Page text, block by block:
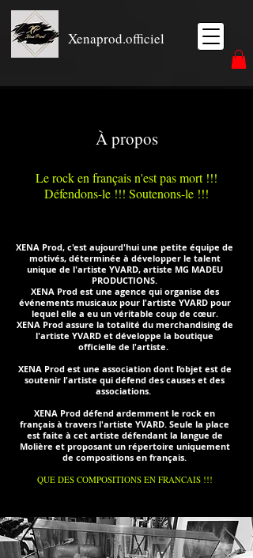
Xenaprod.officiel
À propos
Le rock en français n'est pas mort !!!
Défendons-le !!! Soutenons-le !!!
XENA Prod, c'est aujourd'hui une petite équipe de
motivés, déterminée à développer le talent
unique de l'artiste YVARD, artiste MG MADEU
PRODUCTIONS.
XENA Prod est une agence qui organise des
événements musicaux pour l'artiste YVARD pour
lequel elle a eu un véritable coup de cœur.
XENA Prod assure la totalité du merchandising de
l'artiste YVARD et développe la boutique
officielle de l'artiste.
XENA Prod est une association dont l’objet est de
soutenir l'artiste qui défend des causes et des
associations.
XENA Prod défend ardemment le rock en
français à travers l'artiste YVARD. Seule la place
est faite à cet artiste défendant la langue de
Molière et proposant un répertoire uniquement
de compositions en français.
QUE DES COMPOSITIONS EN FRANCAIS !!!